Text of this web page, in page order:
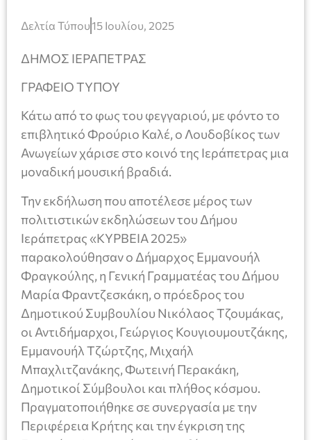
Δελτία Τύπου15 Ιουλίου, 2025
ΔΗΜΟΣ ΙΕΡΑΠΕΤΡΑΣ
ΓΡΑΦΕΙΟ ΤΥΠΟΥ
Κάτω από το φως του φεγγαριού, με φόντο το
επιβλητικό Φρούριο Καλέ, ο Λουδοβίκος των
Ανωγείων χάρισε στο κοινό της Ιεράπετρας μια
μοναδική μουσική βραδιά.
Την εκδήλωση που αποτέλεσε μέρος των
πολιτιστικών εκδηλώσεων του Δήμου
Ιεράπετρας «ΚΥΡΒΕΙΑ 2025»
παρακολούθησαν ο Δήμαρχος Εμμανουήλ
Φραγκούλης, η Γενική Γραμματέας του Δήμου
Μαρία Φραντζεσκάκη, ο πρόεδρος του
Δημοτικού Συμβουλίου Νικόλαος Τζουμάκας,
οι Αντιδήμαρχοι, Γεώργιος Κουγιουμουτζάκης,
Εμμανουήλ Τζώρτζης, Μιχαήλ
Μπαχλιτζανάκης, Φωτεινή Περακάκη,
Δημοτικοί Σύμβουλοι και πλήθος κόσμου.
Πραγματοποιήθηκε σε συνεργασία με την
Περιφέρεια Κρήτης και την έγκριση της